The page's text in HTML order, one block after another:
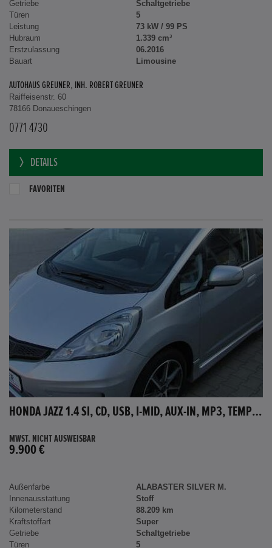
Getriebe
Schaltgetriebe
Türen
5
Leistung
73 kW / 99 PS
Hubraum
1.339 cm³
Erstzulassung
06.2016
Bauart
Limousine
AUTOHAUS GREUNER, INH. ROBERT GREUNER
Raiffeisenstr. 60
78166 Donaueschingen
0771 4730
DETAILS
FAVORITEN
HONDA JAZZ 1.4 SI, CD, USB, I-MID, AUX-IN, MP3, TEMPOMAT
MWST. NICHT AUSWEISBAR
9.900 €
Außenfarbe
ALABASTER SILVER M.
Innenausstattung
Stoff
Kilometerstand
88.209 km
Kraftstoffart
Super
Getriebe
Schaltgetriebe
Türen
5